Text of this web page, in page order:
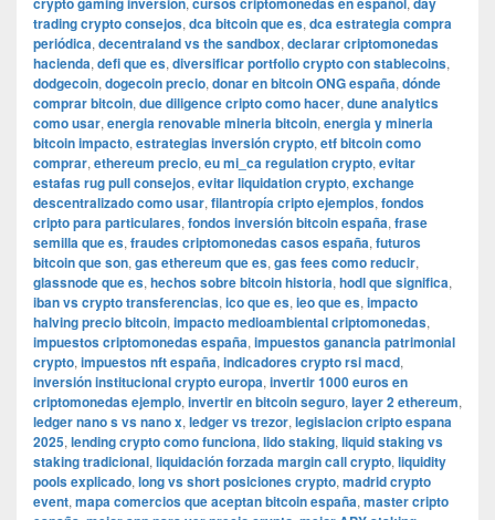
trading crypto consejos, dca bitcoin que es, dca estrategia compra
periódica, decentraland vs the sandbox, declarar criptomonedas
hacienda, defi que es, diversificar portfolio crypto con stablecoins,
dodgecoin, dogecoin precio, donar en bitcoin ONG españa, dónde
comprar bitcoin, due diligence cripto como hacer, dune analytics
como usar, energia renovable mineria bitcoin, energia y mineria
bitcoin impacto, estrategias inversión crypto, etf bitcoin como
comprar, ethereum precio, eu mi_ca regulation crypto, evitar
estafas rug pull consejos, evitar liquidation crypto, exchange
descentralizado como usar, filantropía cripto ejemplos, fondos
cripto para particulares, fondos inversión bitcoin españa, frase
semilla que es, fraudes criptomonedas casos españa, futuros
bitcoin que son, gas ethereum que es, gas fees como reducir,
glassnode que es, hechos sobre bitcoin historia, hodl que significa,
iban vs crypto transferencias, ico que es, ieo que es, impacto
halving precio bitcoin, impacto medioambiental criptomonedas,
impuestos criptomonedas españa, impuestos ganancia patrimonial
crypto, impuestos nft españa, indicadores crypto rsi macd,
inversión institucional crypto europa, invertir 1000 euros en
criptomonedas ejemplo, invertir en bitcoin seguro, layer 2 ethereum,
ledger nano s vs nano x, ledger vs trezor, legislacion cripto espana
2025, lending crypto como funciona, lido staking, liquid staking vs
staking tradicional, liquidación forzada margin call crypto, liquidity
pools explicado, long vs short posiciones crypto, madrid crypto
event, mapa comercios que aceptan bitcoin españa, master cripto